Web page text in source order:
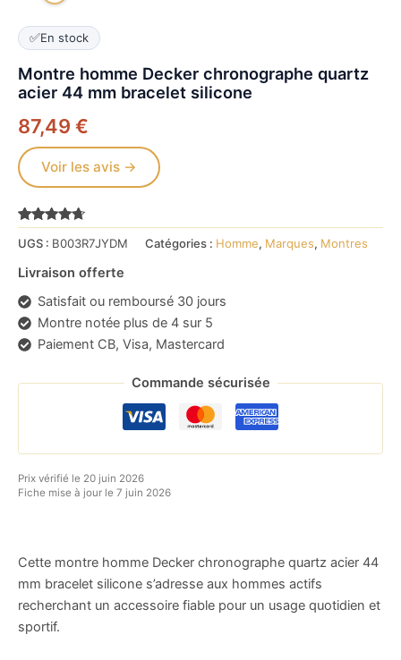
✅En stock
Montre homme Decker chronographe quartz
acier 44 mm bracelet silicone
87,49 €
Voir les avis →
sur 5
notations
UGS : B003R7JYDM Catégories : Homme, Marques, Montres
Livraison offerte
Satisfait ou remboursé 30 jours
Montre notée plus de 4 sur 5
Paiement CB, Visa, Mastercard
Commande sécurisée
Prix vérifié le 20 juin 2026
Fiche mise à jour le 7 juin 2026
Cette montre homme Decker chronographe quartz acier 44
mm bracelet silicone s’adresse aux hommes actifs
recherchant un accessoire fiable pour un usage quotidien et
sportif.